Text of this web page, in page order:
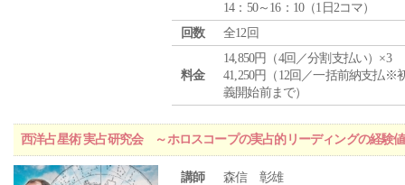
14：50～16：10（1日2コマ）
回数
全12回
料金
14,850円（4回／分割支払い）×3
41,250円（12回／一括前納支払※
義開始前まで）
西洋占星術 実占研究会 ～ホロスコープの実占的リーディングの経験
講師 森信 彰雄